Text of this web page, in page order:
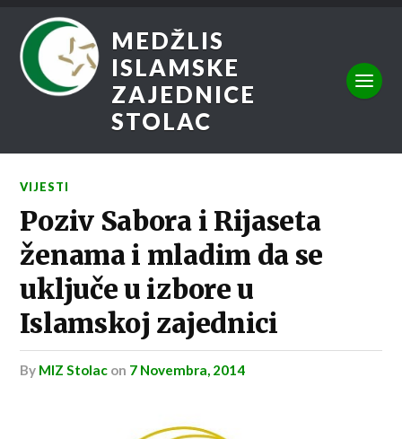
MEDŽLIS
ISLAMSKE
ZAJEDNICE
STOLAC
VIJESTI
Poziv Sabora i Rijaseta
ženama i mladim da se
uključe u izbore u
Islamskoj zajednici
by MIZ Stolac on 7 Novembra, 2014